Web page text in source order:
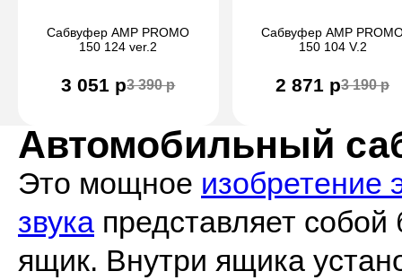
Сабвуфер AMP PROMO
150 124 ver.2
3 051 р3 390 р
Сабвуфер AMP
150 104 V.2
2 871 р3 190 р
Автомобильный
Это мощное изобретение
звука представляет
ящик. Внутри ящика